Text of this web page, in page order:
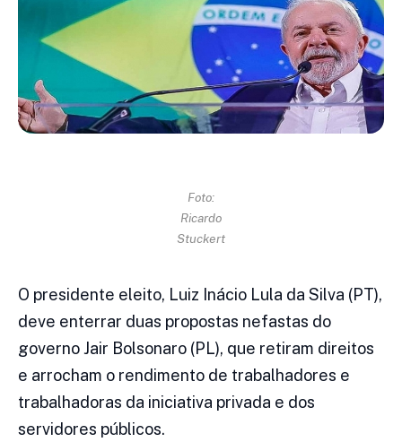
Foto:
Ricardo
Stuckert
O presidente eleito, Luiz Inácio Lula da Silva (PT),
deve enterrar duas propostas nefastas do
governo Jair Bolsonaro (PL), que retiram direitos
e arrocham o rendimento de trabalhadores e
trabalhadoras da iniciativa privada e dos
servidores públicos.